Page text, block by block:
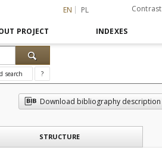
EN PL Contrast
PROJECT INDEXES
search ?
Download bibliography description
STRUCTURE